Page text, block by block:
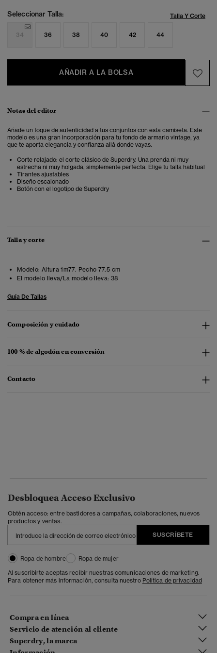
Seleccionar Talla: Talla Y Corte
34 36 38 40 42 44
AÑADIR A LA BOLSA
Notas del editor
Añade un toque de autenticidad a tus conjuntos con esta camiseta. Este
modelo es una gran incorporación para tu fondo de armario vintage, ya
que te aporta elegancia y confianza allá donde vayas.
Corte relajado: el corte clásico de Superdry. Una prenda ni muy
estrecha ni muy holgada, simplemente perfecta. Elige tu talla habitual
Tirantes ajustables
Diseño escalonado
Botón con el logotipo de Superdry
Talla y corte
Modelo: Altura 1m77. Pecho 77.5 cm
El modelo lleva/La modelo lleva: 38
Guía De Tallas
Composición y cuidado
100 % de algodón en conversión
Contacto
Desbloquea Acceso Exclusivo
Obtén acceso: entre bastidores a campañas, colaboraciones, nuevos
productos y ventas.
SUSCRÍBETE
Ropa de hombre
Ropa de mujer
Al suscribirte aceptas recibir nuestras comunicaciones de marketing.
Para obtener más información, consulta nuestro Política de privacidad
Compra en línea
Servicio de atención al cliente
Superdry, la marca